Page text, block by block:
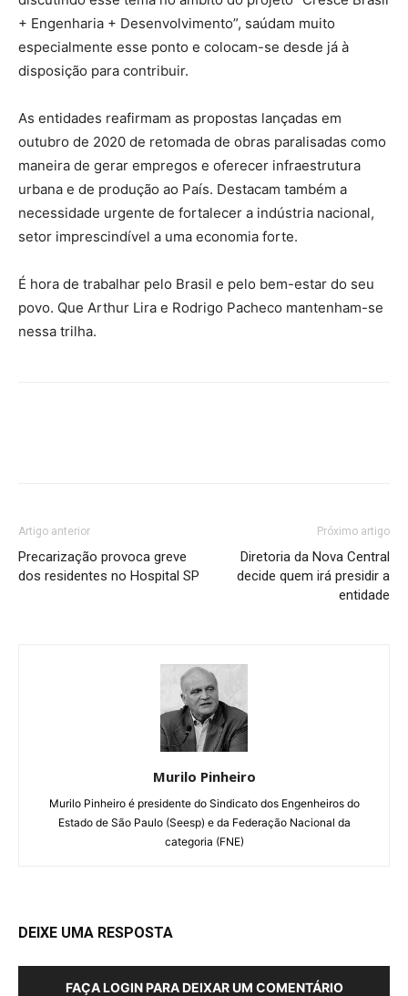
+ Engenharia + Desenvolvimento”, saúdam muito
especialmente esse ponto e colocam-se desde já à
disposição para contribuir.
As entidades reafirmam as propostas lançadas em
outubro de 2020 de retomada de obras paralisadas como
maneira de gerar empregos e oferecer infraestrutura
urbana e de produção ao País. Destacam também a
necessidade urgente de fortalecer a indústria nacional,
setor imprescindível a uma economia forte.
É hora de trabalhar pelo Brasil e pelo bem-estar do seu
povo. Que Arthur Lira e Rodrigo Pacheco mantenham-se
nessa trilha.
Artigo anterior
Precarização provoca greve
dos residentes no Hospital SP
Próximo artigo
Diretoria da Nova Central
decide quem irá presidir a
entidade
Murilo Pinheiro
Murilo Pinheiro é presidente do Sindicato dos Engenheiros do
Estado de São Paulo (Seesp) e da Federação Nacional da
categoria (FNE)
DEIXE UMA RESPOSTA
FAÇA LOGIN PARA DEIXAR UM COMENTÁRIO